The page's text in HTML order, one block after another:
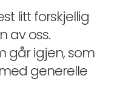
litt forskjellig
av oss.
går igjen, som
generelle